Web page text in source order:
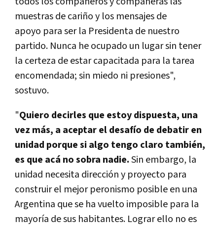
muestras de cariño y los mensajes de
apoyo para ser la Presidenta de nuestro
partido. Nunca he ocupado un lugar sin tener
la certeza de estar capacitada para la tarea
encomendada; sin miedo ni presiones",
sostuvo.
"Quiero decirles que estoy dispuesta, una
vez más, a aceptar el desafío de debatir en
unidad porque si algo tengo claro también,
es que acá no sobra nadie.Sin embargo, la
unidad necesita dirección y proyecto para
construir el mejor peronismo posibleen una
Argentina que se ha vuelto imposible para la
mayoría de sus habitantes. Lograr ello no es